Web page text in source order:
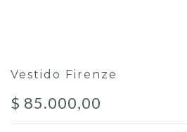
Vestido Firenze
$ 85.000,00